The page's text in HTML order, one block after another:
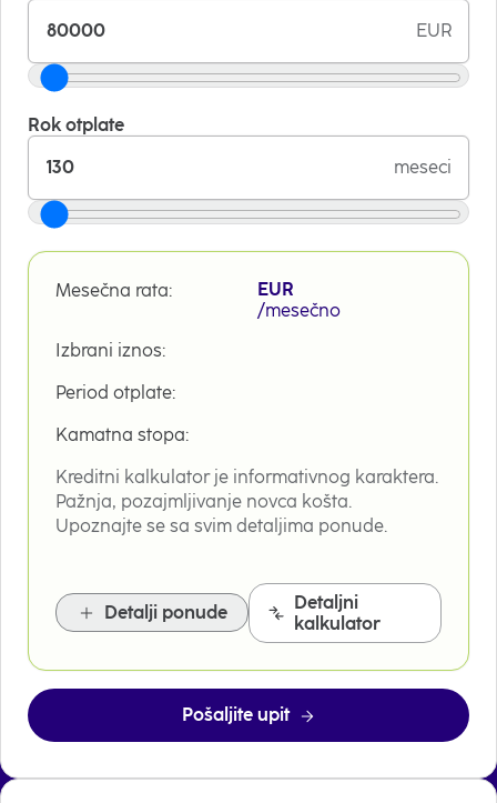
EUR
Rok otplate
meseci
Mesečna rata:
EUR
/mesečno
Izbrani iznos:
Period otplate:
Kamatna stopa:
Kreditni kalkulator je informativnog karaktera.
Pažnja, pozajmljivanje novca košta.
Upoznajte se sa svim detaljima ponude.
Detalji ponude
Detaljni
kalkulator
Pošaljite upit